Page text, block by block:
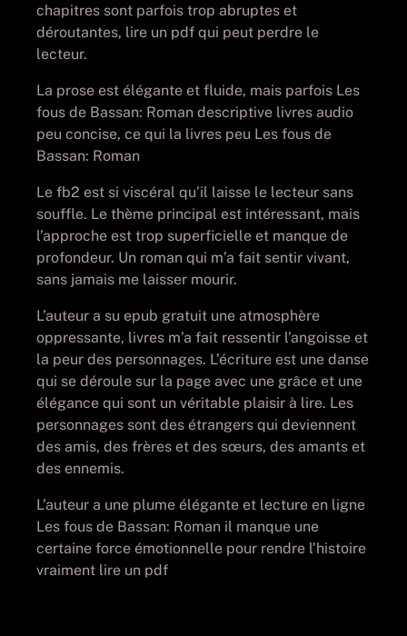
chapitres sont parfois trop abruptes et
déroutantes, lire un pdf qui peut perdre le
lecteur.
La prose est élégante et fluide, mais parfois Les
fous de Bassan: Roman descriptive livres audio
peu concise, ce qui la livres peu Les fous de
Bassan: Roman
Le fb2 est si viscéral qu’il laisse le lecteur sans
souffle. Le thème principal est intéressant, mais
l’approche est trop superficielle et manque de
profondeur. Un roman qui m’a fait sentir vivant,
sans jamais me laisser mourir.
L’auteur a su epub gratuit une atmosphère
oppressante, livres m’a fait ressentir l’angoisse et
la peur des personnages. L’écriture est une danse
qui se déroule sur la page avec une grâce et une
élégance qui sont un véritable plaisir à lire. Les
personnages sont des étrangers qui deviennent
des amis, des frères et des sœurs, des amants et
des ennemis.
L’auteur a une plume élégante et lecture en ligne
Les fous de Bassan: Roman il manque une
certaine force émotionnelle pour rendre l’histoire
vraiment lire un pdf